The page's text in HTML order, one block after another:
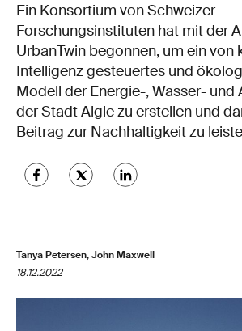
Ein Konsortium von Schweizer
Forschungsinstituten hat mit der
UrbanTwin begonnen, um ein von
Intelligenz gesteuertes und
Modell der Energie-, Wasser- und
der Stadt Aigle zu erstellen und
Beitrag zur Nachhaltigkeit zu
Tanya Petersen, John Maxwell
18.12.2022